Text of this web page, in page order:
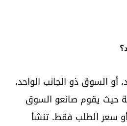
أو السوق ذو الجانب الواحد،
حيث يقوم صانعو السوق
سعر الطلب فقط. تنشأ